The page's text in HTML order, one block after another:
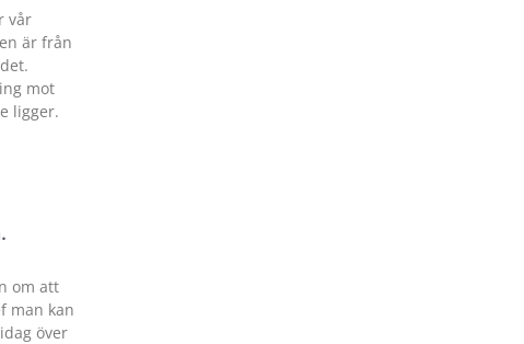
vår
är från
mot
ligger.
om att
man kan
över